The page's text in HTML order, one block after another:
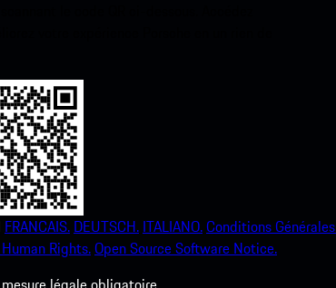
FRANCAIS. DEUTSCH. ITALIANO.Conditions
Rights.Open Source Software Notice.